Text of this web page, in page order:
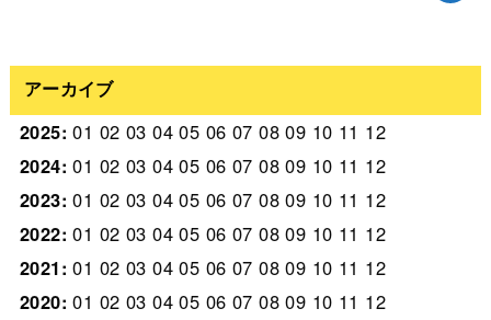
アーカイブ
2025:01 02 03 04 05 06 07 08 09 10 11 12
2024:01 02 03 04 05 06 07 08 09 10 11 12
2023:01 02 03 04 05 06 07 08 09 10 11 12
2022:01 02 03 04 05 06 07 08 09 10 11 12
2021:01 02 03 04 05 06 07 08 09 10 11 12
2020:01 02 03 04 05 06 07 08 09 10 11 12